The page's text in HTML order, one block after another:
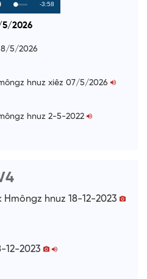
L
o
d
0
P
r
g
s
R
i
-3:58
5/2026
8/5/2026
hnuz xiêz 07/5/2026
hnuz 2-5-2022
hnuz 18-12-2023
12-2023